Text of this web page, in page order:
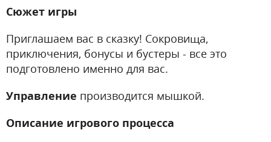
Сюжет игры
Приглашаем вас в сказку! Сокровища,
приключения, бонусы и бустеры - все это
подготовлено именно для вас.
Управление производится мышкой.
Описание игрового процесса